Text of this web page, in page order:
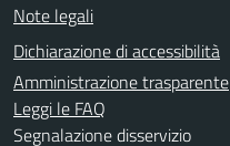
Note legali
Dichiarazione di accessibilità
Amministrazione trasparente
Leggi le FAQ
Segnalazione disservizio